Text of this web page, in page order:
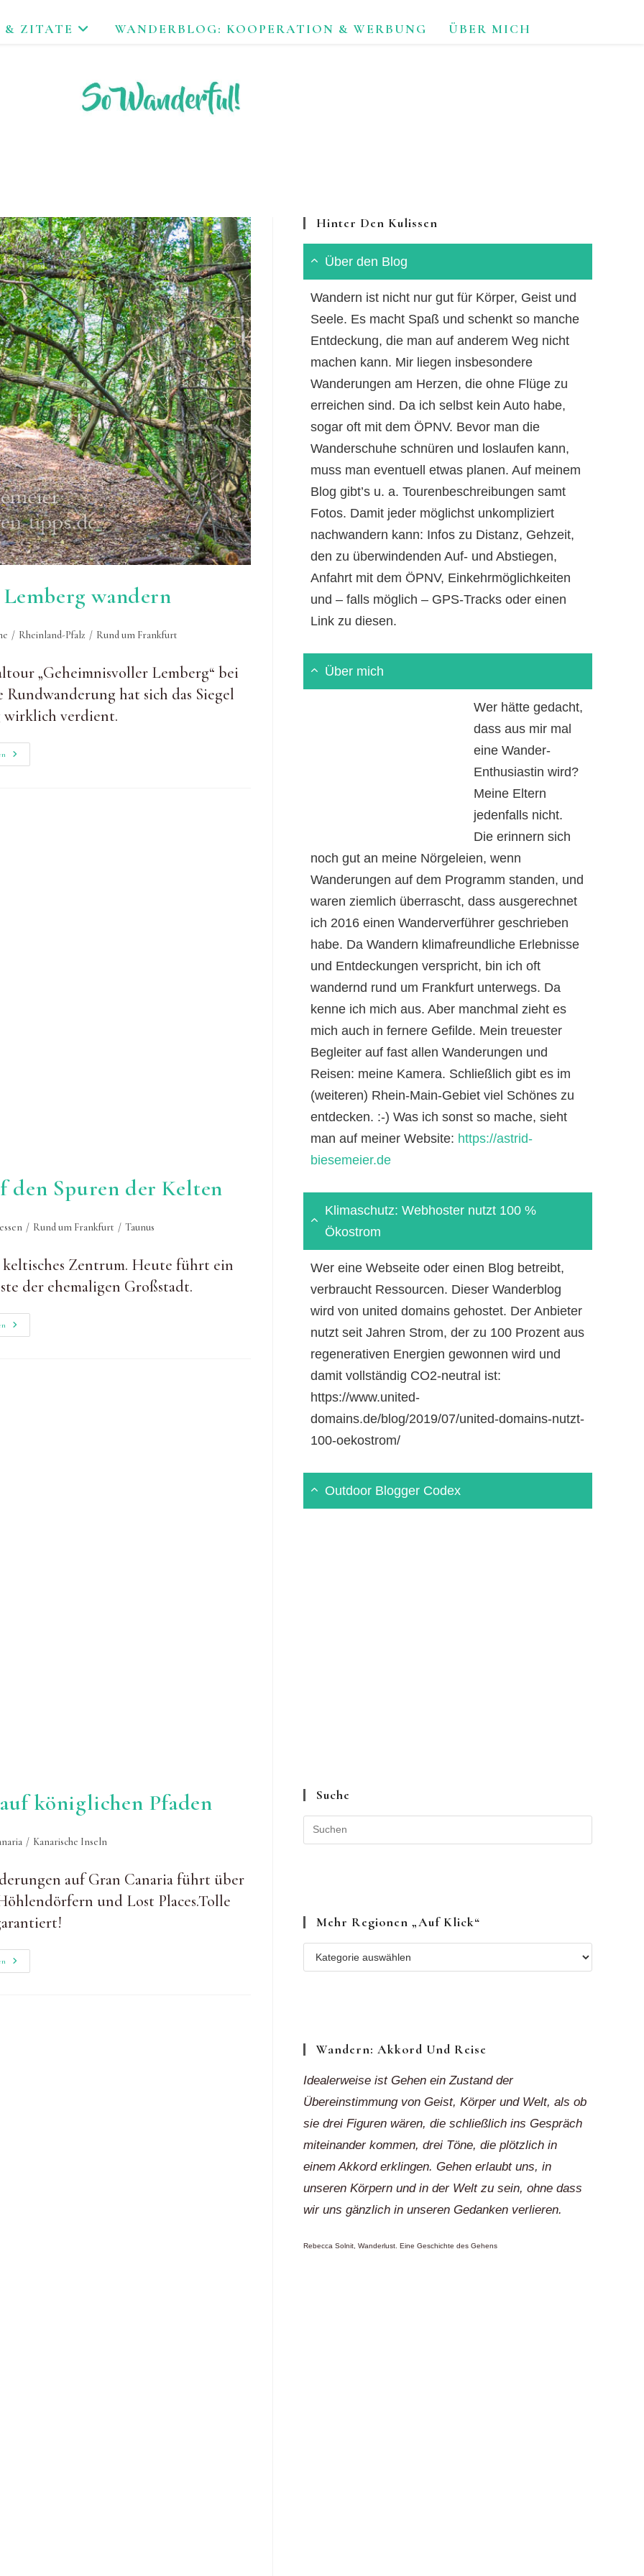
& ZITATE WANDERBLOG: KOOPERATION & WERBUNG ÜBER MICH
wandern
/ Rheinland-Pfalz / Rund um Frankfurt
„Geheimnisvoller Lemberg“ bei
hat sich das Siegel
wirklich verdient.
Am
Geheimnisvollen
Spuren der Kelten
/ Rund um Frankfurt / Taunus
Zentrum. Heute führt ein
der ehemaligen Großstadt.
Heidetränk-
Oppidum:
königlichen Pfaden
/ Kanarische Inseln
auf Gran Canaria führt über
und Lost Places.Tolle
Zum
Tamadaba
Hinter Den Kulissen
Über den Blog
Wandern ist nicht nur gut für Körper, Geist und
Seele. Es macht Spaß und schenkt so manche
Entdeckung, die man auf anderem Weg nicht
machen kann. Mir liegen insbesondere
Wanderungen am Herzen, die ohne Flüge zu
erreichen sind. Da ich selbst kein Auto habe,
sogar oft mit dem ÖPNV. Bevor man die
Wanderschuhe schnüren und loslaufen kann,
muss man eventuell etwas planen. Auf meinem
Blog gibt’s u. a. Tourenbeschreibungen samt
Fotos. Damit jeder möglichst unkompliziert
nachwandern kann: Infos zu Distanz, Gehzeit,
den zu überwindenden Auf- und Abstiegen,
Anfahrt mit dem ÖPNV, Einkehrmöglichkeiten
und – falls möglich – GPS-Tracks oder einen
Link zu diesen.
Über mich
Wer hätte gedacht,
dass aus mir mal
eine Wander-
Enthusiastin wird?
Meine Eltern
jedenfalls nicht.
Die erinnern sich
noch gut an meine Nörgeleien, wenn
Wanderungen auf dem Programm standen, und
waren ziemlich überrascht, dass ausgerechnet
ich 2016 einen Wanderverführer geschrieben
habe. Da Wandern klimafreundliche Erlebnisse
und Entdeckungen verspricht, bin ich oft
wandernd rund um Frankfurt unterwegs. Da
kenne ich mich aus. Aber manchmal zieht es
mich auch in fernere Gefilde. Mein treuester
Begleiter auf fast allen Wanderungen und
Reisen: meine Kamera. Schließlich gibt es im
(weiteren) Rhein-Main-Gebiet viel Schönes zu
entdecken. :-) Was ich sonst so mache, sieht
man auf meiner Website: https://astrid-
biesemeier.de
Klimaschutz: Webhoster nutzt 100 %
Ökostrom
Wer eine Webseite oder einen Blog betreibt,
verbraucht Ressourcen. Dieser Wanderblog
wird von united domains gehostet. Der Anbieter
nutzt seit Jahren Strom, der zu 100 Prozent aus
regenerativen Energien gewonnen wird und
damit vollständig CO2-neutral ist:
https://www.united-
domains.de/blog/2019/07/united-domains-nutzt-
100-oekostrom/
Outdoor Blogger Codex
Suche
Mehr Regionen „auf Klick“
Mehr
Regionen
Wandern: Akkord Und Reise
Idealerweise ist Gehen ein Zustand der
Übereinstimmung von Geist, Körper und Welt, als ob
sie drei Figuren wären, die schließlich ins Gespräch
miteinander kommen, drei Töne, die plötzlich in
einem Akkord erklingen. Gehen erlaubt uns, in
unseren Körpern und in der Welt zu sein, ohne dass
wir uns gänzlich in unseren Gedanken verlieren.
Rebecca Solnit, Wanderlust. Eine Geschichte des Gehens